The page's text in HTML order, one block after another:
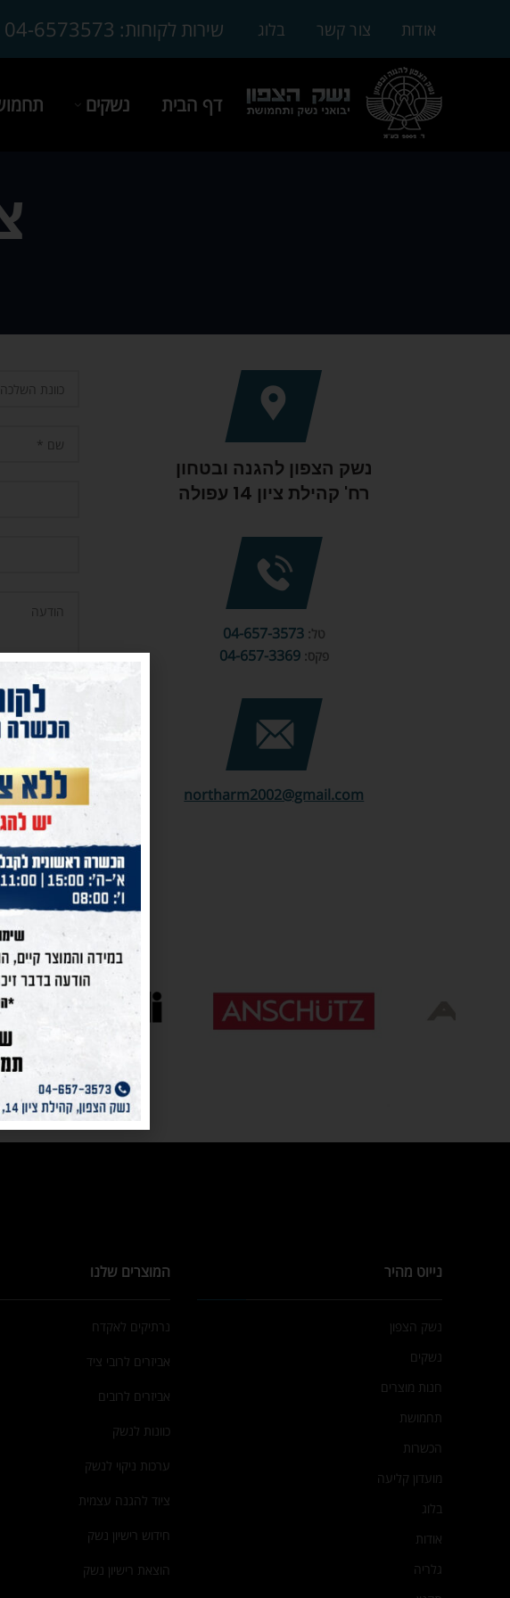
אודות צור קשר בלוג שירות לקוחות: 04-6573573
דף הבית נשקים
אני
נשק הצפון להגנה ובטחון
רח' קהילת ציון 14 עפולה
טל:04-657-3573
פקס:04-657-3369
northarm2002@gmail.com
נייוט מהיר
נשק הצפון
נשקים
חנות מוצרים
תחמושת
הכשרות
מועדון קליעה
בלוג
אודות
גלריה
המוצרים שלנו
נרתיקים לאקדח
אביזרים לרובי ציד
אביזרים לרובים
כוונות לנשק
ערכות ניקוי לנשק
ציוד להגנה עצמית
חידוש רישיון נשק
הוצאת רישיון נשק